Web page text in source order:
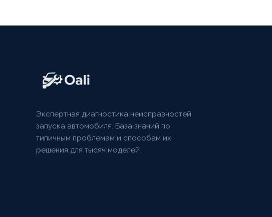
Экспертная диагностика неисправностей
запуска автомобиля. База знаний по
типичным проблемам и способам их
решения для тысяч моделей.